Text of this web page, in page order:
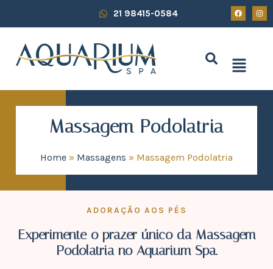
21 98415-0584
Massagem Podolatria
Home » Massagens » Massagem Podolatria
ADORAÇÃO AOS PÉS
Experimente o prazer único da Massagem
Podolatria no Aquarium Spa.